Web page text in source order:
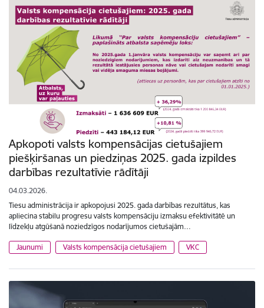
Apkopoti valsts kompensācijas cietušajiem
piešķiršanas un piedziņas 2025. gada izpildes
darbības rezultatīvie rādītāji
04.03.2026.
Tiesu administrācija ir apkopojusi 2025. gada darbības rezultātus, kas
apliecina stabilu progresu valsts kompensāciju izmaksu efektivitātē un
līdzekļu atgūšanā noziedzīgos nodarījumos cietušajām…
Jaunumi Valsts kompensācija cietušajiem VKC